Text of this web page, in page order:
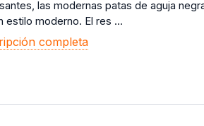
las modernas patas de aguja
estilo moderno. El res ...
completa